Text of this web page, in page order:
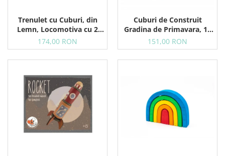
Trenulet cu Cuburi, din
Lemn, Locomotiva cu 2
Vagoane, 9 Blocuri si
Clopotel, 12+ Luni
174,00 RON
Cuburi de Construit
Gradina de Primavara, 18
Piese din Lemn
151,00 RON